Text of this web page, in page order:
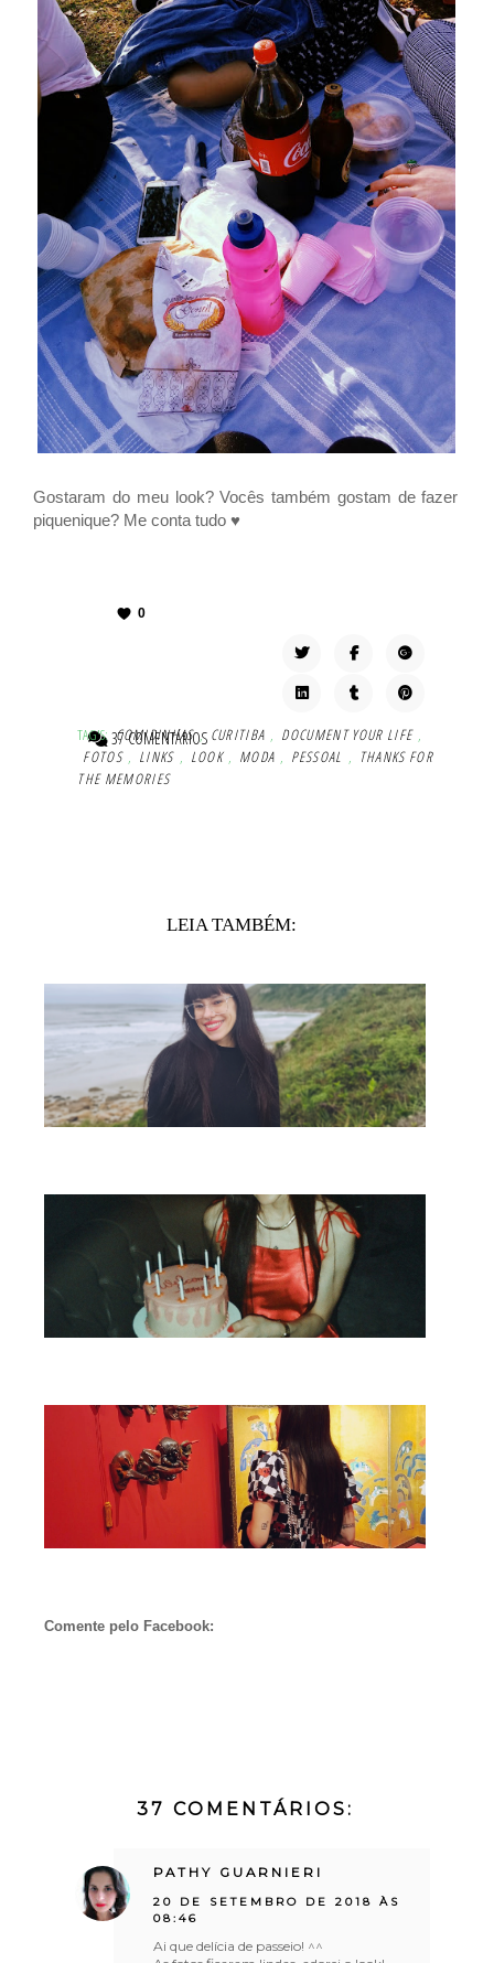
Gostaram do meu look? Vocês também gostam de fazer
piquenique? Me conta tudo ♥
37 COMENTÁRIOS
0
TAG'S: COMIDINHAS , CURITIBA , DOCUMENT YOUR LIFE ,
FOTOS , LINKS , LOOK , MODA , PESSOAL , THANKS FOR
THE MEMORIES
LEIA TAMBÉM:
Comente pelo Facebook:
37 COMENTÁRIOS:
PATHY GUARNIERI
20 DE SETEMBRO DE 2018 ÀS
08:46
Ai que delícia de passeio! ^^